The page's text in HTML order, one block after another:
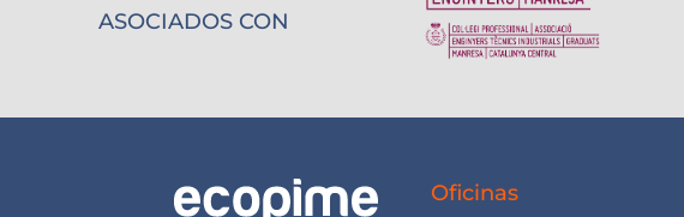
ASOCIADOS CON
Oficinas